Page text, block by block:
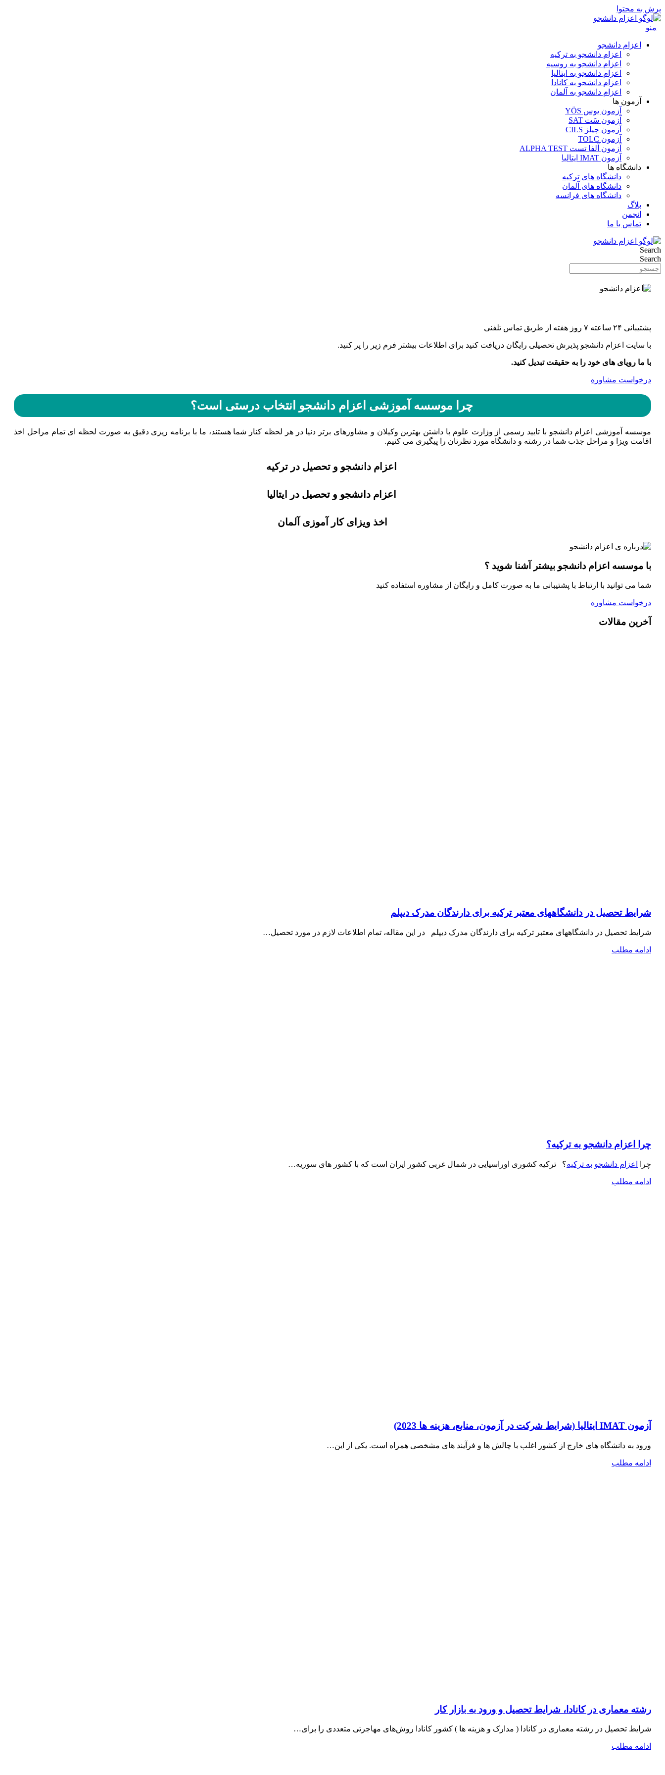
پرش به محتوا
منو
اعزام دانشجو
اعزام دانشجو به ترکیه
اعزام دانشجو به روسیه
اعزام دانشجو به ایتالیا
اعزام دانشجو به کانادا
اعزام دانشجو به آلمان
آزمون ها
آزمون یوس YÖS
آزمون سَت SAT
آزمون چیلز CILS‌
آزمون TOLC
آزمون آلفا تست ALPHA TEST
آزمون IMAT ایتالیا
دانشگاه ها
دانشگاه های ترکیه
دانشگاه های آلمان
دانشگاه های فرانسه
بلاگ
انجمن
تماس با ما
Search
Search
پشتیبانی ۲۴ ساعته ۷ روز هفته از طریق تماس تلفنی
با سایت اعزام دانشجو پذیرش تحصیلی رایگان دریافت کنید برای اطلاعات بیشتر فرم زیر را پر کنید.
با ما رویای های خود را به حقیقت تبدیل کنید.
درخواست مشاوره
چرا موسسه آموزشی اعزام دانشجو انتخاب درستی است؟
موسسه آموزشی اعزام دانشجو با تایید رسمی از وزارت علوم با داشتن بهترین وکیلان و مشاورهای برتر دنیا در هر لحظه کنار شما هستند، ما با برنامه ریزی دقیق به صورت لحظه ای تمام مراحل اخذ
اقامت ویزا و مراحل جذب شما در رشته و دانشگاه مورد نظرتان را پیگیری می کنیم.
اعزام دانشجو و تحصیل در ترکیه
اعزام دانشجو و تحصیل در ایتالیا
اخذ ویزای کار آموزی آلمان
با موسسه اعزام دانشجو بیشتر آشنا شوید ؟
شما می توانید با ارتباط با پشتیبانی ما به صورت کامل و رایگان از مشاوره استفاده کنید
درخواست مشاوره
آخرین مقالات
شرایط تحصیل در دانشگاههای معتبر ترکیه برای دارندگان مدرک دیپلم
شرایط تحصیل در دانشگاههای معتبر ترکیه برای دارندگان مدرک دیپلم در این مقاله، تمام اطلاعات لازم در مورد تحصیل…
ادامه مطلب
چرا اعزام دانشجو به ترکیه؟
چرا اعزام دانشجو به ترکیه؟ ترکیه کشوری اوراسیایی در شمال غربی کشور ایران است که با کشور های سوریه…
ادامه مطلب
آزمون IMAT ایتالیا (شرایط شرکت در آزمون، منابع، هزینه ها 2023)
ورود به دانشگاه ‌های خارج از کشور اغلب با چالش ‌ها و فرآیند های مشخصی همراه است. یکی از این…
ادامه مطلب
رشته معماری در کانادا، شرایط تحصیل و ورود به بازار کار
شرایط تحصیل در رشته معماری در کانادا ( مدارک و هزینه ها ) کشور کانادا روش‌های مهاجرتی متعددی را برای…
ادامه مطلب